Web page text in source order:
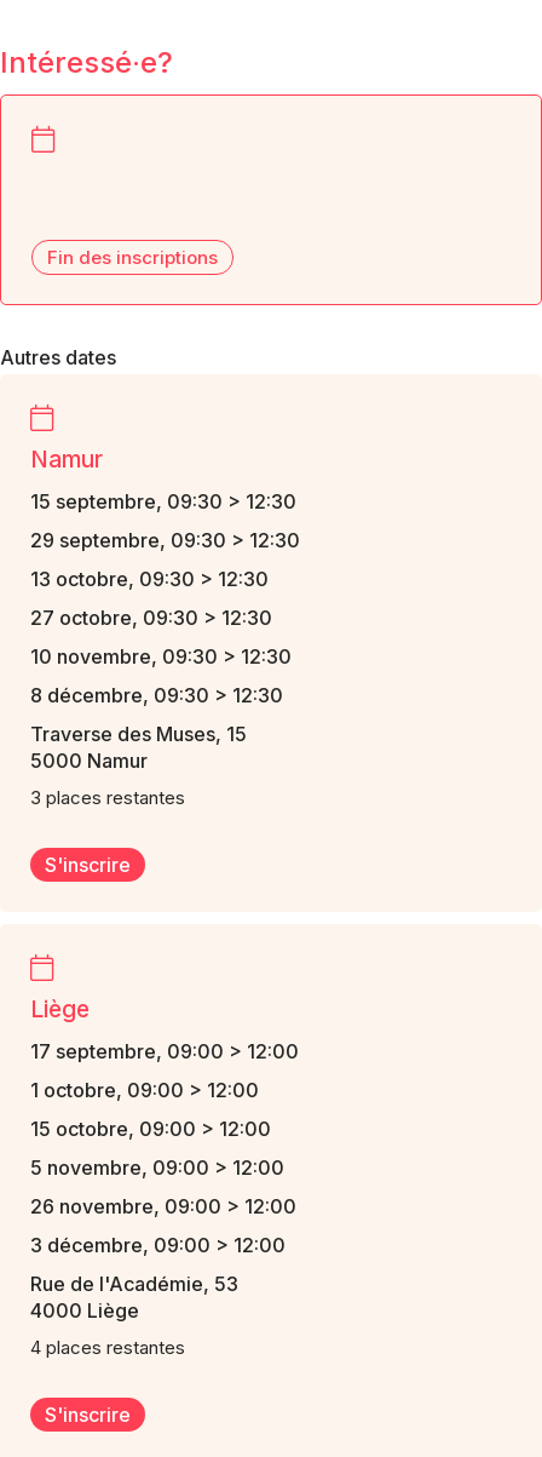
Intéressé·e?
Fin des inscriptions
Autres dates
Namur
15 septembre, 09:30 > 12:30
29 septembre, 09:30 > 12:30
13 octobre, 09:30 > 12:30
27 octobre, 09:30 > 12:30
10 novembre, 09:30 > 12:30
8 décembre, 09:30 > 12:30
Traverse des Muses, 15
5000 Namur
3 places restantes
S'inscrire
Liège
17 septembre, 09:00 > 12:00
1 octobre, 09:00 > 12:00
15 octobre, 09:00 > 12:00
5 novembre, 09:00 > 12:00
26 novembre, 09:00 > 12:00
3 décembre, 09:00 > 12:00
Rue de l'Académie, 53
4000 Liège
4 places restantes
S'inscrire